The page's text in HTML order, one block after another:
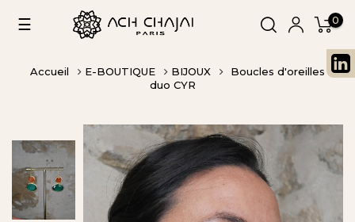
Basculer
☰ 0
Accueil E-BOUTIQUE BIJOUX
Boucles d'oreilles
duo CYR